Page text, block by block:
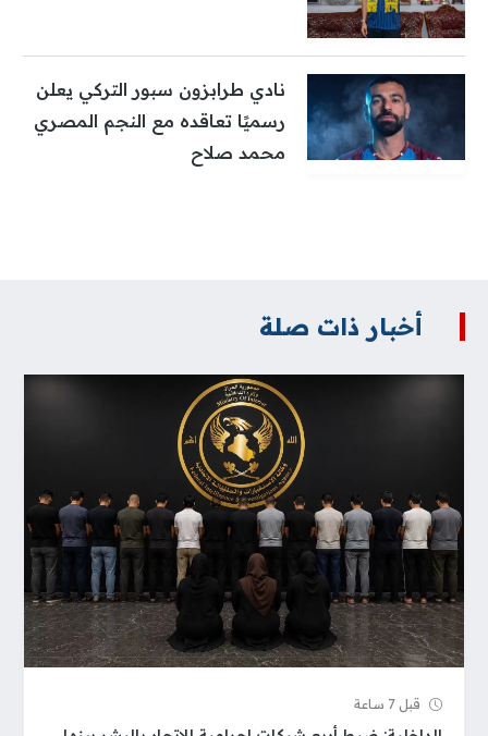
نادي طرابزون سبور التركي يعلن
رسميًا تعاقده مع النجم المصري
محمد صلاح
أخبار ذات صلة
قبل 7 ساعة